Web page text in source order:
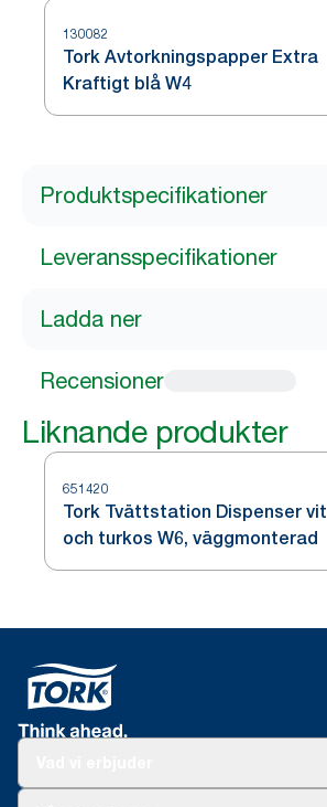
130082
Tork Avtorkningspapper Extra
Kraftigt blå W4
Produktspecifikationer
Leveransspecifikationer
Ladda ner
Recensioner
Liknande produkter
651420
Tork Tvättstation Dispenser vit
och turkos W6, väggmonterad